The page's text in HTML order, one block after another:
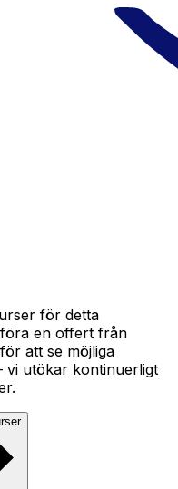
för detta
en offert från
att se möjliga
vi utökar kontinuerligt